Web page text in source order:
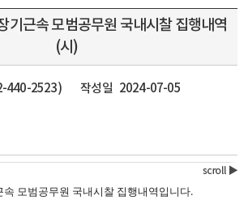
기근속 모범공무원 국내시찰 집행내역
(시)
440-2523) 작성일 2024-07-05
속 모범공무원 국내시찰 집행내역입니다.